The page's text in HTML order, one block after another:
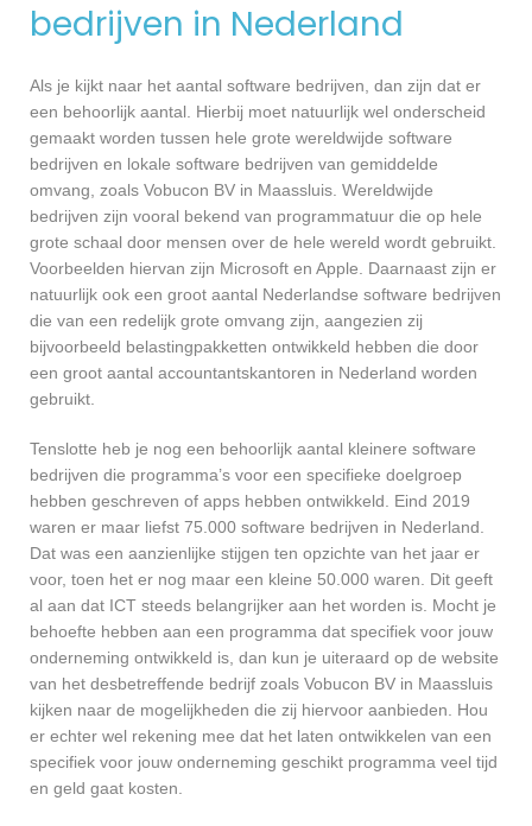
bedrijven in Nederland
Als je kijkt naar het aantal software bedrijven, dan zijn dat er
een behoorlijk aantal. Hierbij moet natuurlijk wel onderscheid
gemaakt worden tussen hele grote wereldwijde software
bedrijven en lokale software bedrijven van gemiddelde
omvang, zoals Vobucon BV in Maassluis. Wereldwijde
bedrijven zijn vooral bekend van programmatuur die op hele
grote schaal door mensen over de hele wereld wordt gebruikt.
Voorbeelden hiervan zijn Microsoft en Apple. Daarnaast zijn er
natuurlijk ook een groot aantal Nederlandse software bedrijven
die van een redelijk grote omvang zijn, aangezien zij
bijvoorbeeld belastingpakketten ontwikkeld hebben die door
een groot aantal accountantskantoren in Nederland worden
gebruikt.
Tenslotte heb je nog een behoorlijk aantal kleinere software
bedrijven die programma’s voor een specifieke doelgroep
hebben geschreven of apps hebben ontwikkeld. Eind 2019
waren er maar liefst 75.000 software bedrijven in Nederland.
Dat was een aanzienlijke stijgen ten opzichte van het jaar er
voor, toen het er nog maar een kleine 50.000 waren. Dit geeft
al aan dat ICT steeds belangrijker aan het worden is. Mocht je
behoefte hebben aan een programma dat specifiek voor jouw
onderneming ontwikkeld is, dan kun je uiteraard op de website
van het desbetreffende bedrijf zoals Vobucon BV in Maassluis
kijken naar de mogelijkheden die zij hiervoor aanbieden. Hou
er echter wel rekening mee dat het laten ontwikkelen van een
specifiek voor jouw onderneming geschikt programma veel tijd
en geld gaat kosten.